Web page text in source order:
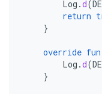
Log .d(
return
}
override fun
Log .d(
}